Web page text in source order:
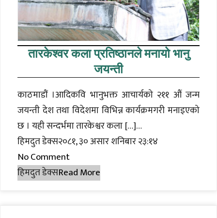
तारकेश्वर कला प्रतिष्ठानले मनायो भानु
जयन्ती
काठमाडौं ।आदिकवि भानुभक्त आचार्यको २११ औं जन्म
जयन्ती देश तथा विदेशमा विभिन्न कार्यक्रमगरी मनाइएको
छ । यही सन्दर्भमा तारकेश्वर कला […]…
हिमदुत डेक्स२०८१, ३० असार शनिबार २३:१४
No Comment
हिमदुत डेक्सRead More